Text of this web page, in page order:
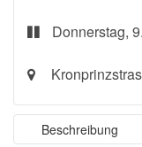
Donnerstag,
Beschreibung